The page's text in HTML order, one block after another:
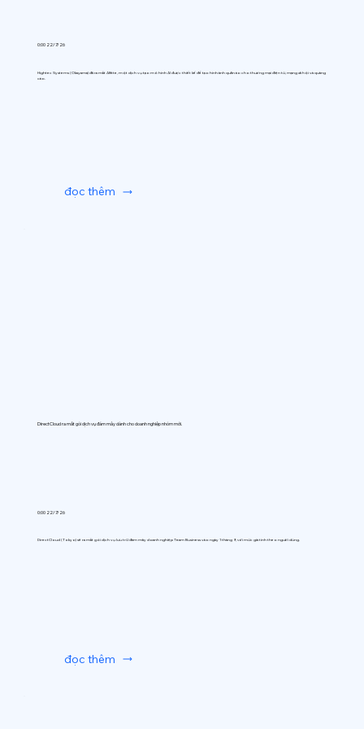
0:00 22/7/26
Hightec Systems (Okayama) đã ra mắt AIfitte, một dịch vụ tạo mô hình AI được thiết kế để tạo hình ảnh quần áo cho thương mại điện tử, mạng xã hội và quảng
cáo.
đọc thêm
DirectCloud ra mắt gói dịch vụ đám mây dành cho doanh nghiệp nhóm mới.
0:00 22/7/26
DirectCloud (Tokyo) sẽ ra mắt gói dịch vụ lưu trữ đám mây doanh nghiệp Team Business vào ngày 1 tháng 9, với mức giá tính theo người dùng.
đọc thêm